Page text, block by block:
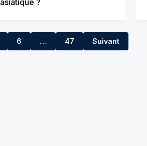
asiatique ?
6 …
7 47 Suivant